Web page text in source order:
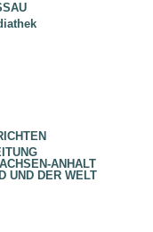
ANHALT
UND DER WELT